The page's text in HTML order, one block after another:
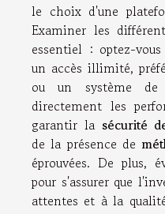
le choix d'une
Examiner les
essentiel : optez-
un accès illimité,
ou un système de
directement les
garantir la sécurité
de la présence de
éprouvées. De plus,
pour s'assurer que
attentes et à la